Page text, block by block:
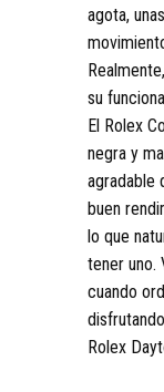
agota,
su
El Rolex
negra y
agradable
buen
lo que
tener uno.
cuando
Rolex